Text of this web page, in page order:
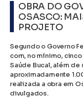
OBRA DO
OSASCO:
PROJETO
Segundo o Governo
com, no mínimo,
Saúde Bucal, além
aproximadamente
realizada a obra em
divulgados.